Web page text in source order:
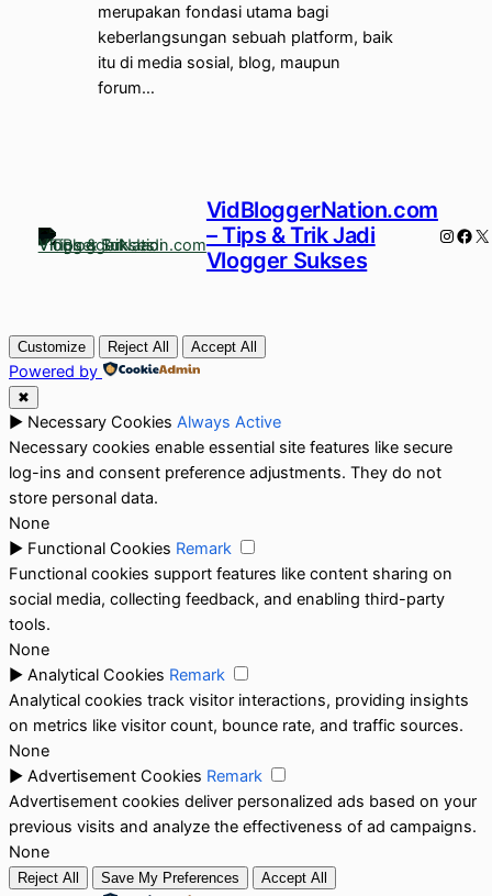
merupakan fondasi utama bagi
keberlangsungan sebuah platform, baik
itu di media sosial, blog, maupun
forum…
VidBloggerNation.com
– Tips & Trik Jadi
Vlogger Sukses
X
Customize Reject All Accept All
Powered by
✖
► Necessary Cookies Always Active
Necessary cookies enable essential site features like secure
log-ins and consent preference adjustments. They do not
store personal data.
None
► Functional Cookies Remark
Functional cookies support features like content sharing on
social media, collecting feedback, and enabling third-party
tools.
None
► Analytical Cookies Remark
Analytical cookies track visitor interactions, providing insights
on metrics like visitor count, bounce rate, and traffic sources.
None
► Advertisement Cookies Remark
Advertisement cookies deliver personalized ads based on your
previous visits and analyze the effectiveness of ad campaigns.
None
Reject All Save My Preferences Accept All